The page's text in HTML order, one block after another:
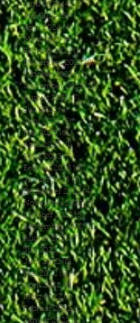
Juni 2024 (4)4 Beiträge
Mai 2024 (5)5 Beiträge
April 2024 (4)4 Beiträge
März 2024 (4)4 Beiträge
Februar 2024 (1)1 Beitrag
November 2023 (8)8 Beiträge
Oktober 2023 (12)12 Beiträge
September 2023 (10)10 Beiträge
August 2023 (7)7 Beiträge
Juli 2023 (4)4 Beiträge
Juni 2023 (6)6 Beiträge
Mai 2023 (6)6 Beiträge
April 2023 (8)8 Beiträge
März 2023 (7)7 Beiträge
Februar 2023 (6)6 Beiträge
Januar 2023 (3)3 Beiträge
Dezember 2022 (4)4 Beiträge
November 2022 (5)5 Beiträge
Oktober 2022 (5)5 Beiträge
September 2022 (10)10 Beiträge
August 2022 (7)7 Beiträge
Juli 2022 (8)8 Beiträge
Juni 2022 (8) 8 Beiträge
Mai 2022 (5)5 Beiträge
April 2022 (8)8 Beiträge
März 2022 (6)6 Beiträge
Februar 2022 (1)1 Beitrag
Januar 2022 (1)1 Beitrag